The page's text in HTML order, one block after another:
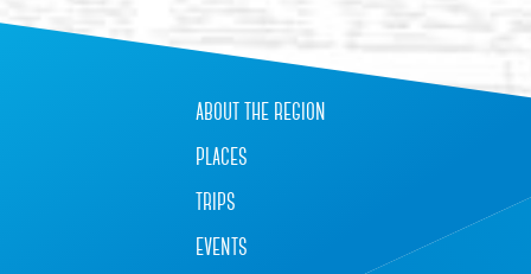
about the region
places
trips
events